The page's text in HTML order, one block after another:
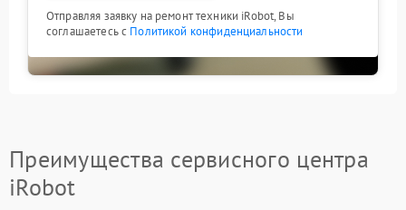
Отправляя заявку на ремонт техники iRobot, Вы
соглашаетесь с Политикой конфиденциальности
Преимущества сервисного центра
iRobot